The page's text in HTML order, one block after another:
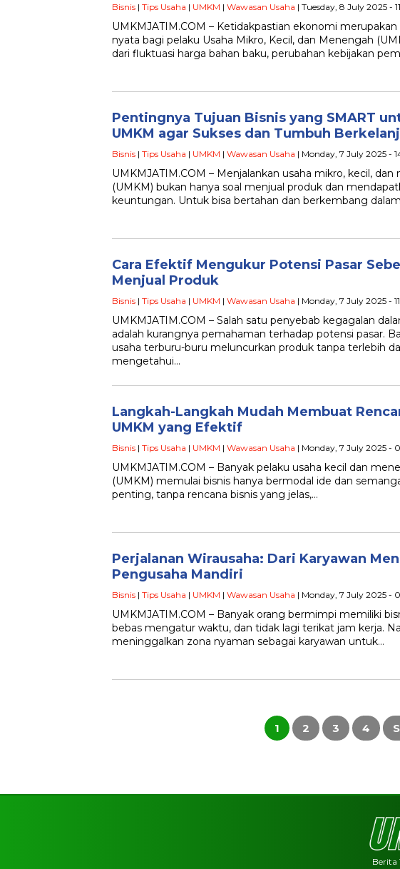
Bisnis | Tips Usaha | UMKM | Wawasan Usaha | Tuesday, 8 July 2025 -
UMKMJATIM.COM – Ketidakpastian ekonomi
nyata bagi pelaku Usaha Mikro, Kecil, dan Menengah
dari fluktuasi harga bahan baku, perubahan kebijakan
Pentingnya Tujuan Bisnis yang SMART
UMKM agar Sukses dan Tumbuh
Bisnis | Tips Usaha | UMKM | Wawasan Usaha | Monday, 7 July 2025 -
UMKMJATIM.COM – Menjalankan usaha mikro, kecil, dan
(UMKM) bukan hanya soal menjual produk dan
keuntungan. Untuk bisa bertahan dan berkembang
Cara Efektif Mengukur Potensi Pasar
Menjual Produk
Bisnis | Tips Usaha | UMKM | Wawasan Usaha | Monday, 7 July 2025 -
UMKMJATIM.COM – Salah satu penyebab kegagalan
adalah kurangnya pemahaman terhadap potensi pasar.
usaha terburu-buru meluncurkan produk tanpa terlebih
mengetahui…
Langkah-Langkah Mudah Membuat
UMKM yang Efektif
Bisnis | Tips Usaha | UMKM | Wawasan Usaha | Monday, 7 July 2025 -
UMKMJATIM.COM – Banyak pelaku usaha kecil dan
(UMKM) memulai bisnis hanya bermodal ide dan
penting, tanpa rencana bisnis yang jelas,…
Perjalanan Wirausaha: Dari Karyawan
Pengusaha Mandiri
Bisnis | Tips Usaha | UMKM | Wawasan Usaha | Monday, 7 July 2025 -
UMKMJATIM.COM – Banyak orang bermimpi memiliki
bebas mengatur waktu, dan tidak lagi terikat jam kerja.
meninggalkan zona nyaman sebagai karyawan untuk…
1 2 3 4
Berita